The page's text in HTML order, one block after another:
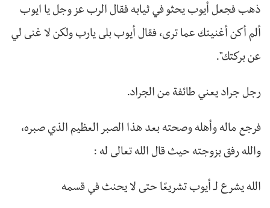
ذهب فجعل أيوب يحثو في ثيابه فقال الرب عز وجل يا ايوب
ألم أكن أغنيتك عما ترى، فقال أيوب بلى يارب ولكن لا غنى لي
عن بركتك".
رجل جراد يعني طائفة من الجراد.
فرجع ماله وأهله وصحته بعد هذا الصبر العظيم الذي صبره،
والله رفق بزوجته حيث قال الله تعالى له :
الله يشرع لـ أيوب تشريعًا حتى لا يحنث في قسمه